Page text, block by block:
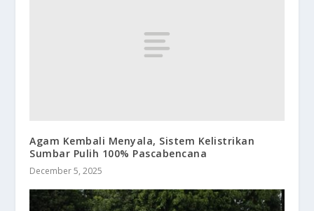
Agam Kembali Menyala, Sistem Kelistrikan
Sumbar Pulih 100% Pascabencana
December 5, 2025